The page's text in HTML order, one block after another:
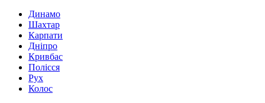
Динамо
Шахтар
Карпати
Дніпро
Кривбас
Полісся
Рух
Колос